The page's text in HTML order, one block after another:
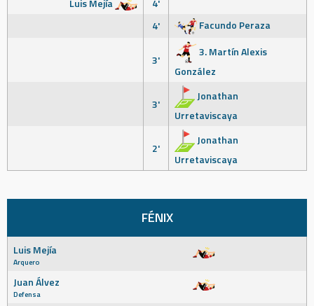
Luis Mejía
4'
4'
Facundo Peraza
3'
3. Martín Alexis
González
3'
Jonathan
Urretaviscaya
2'
Jonathan
Urretaviscaya
FÉNIX
Luis Mejía
Arquero
Juan Álvez
Defensa